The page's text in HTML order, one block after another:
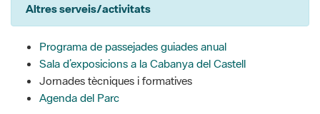
Altres serveis/activitats
Programa de passejades guiades anual
Sala d’exposicions a la Cabanya del Castell
Jornades tècniques i formatives
Agenda del Parc